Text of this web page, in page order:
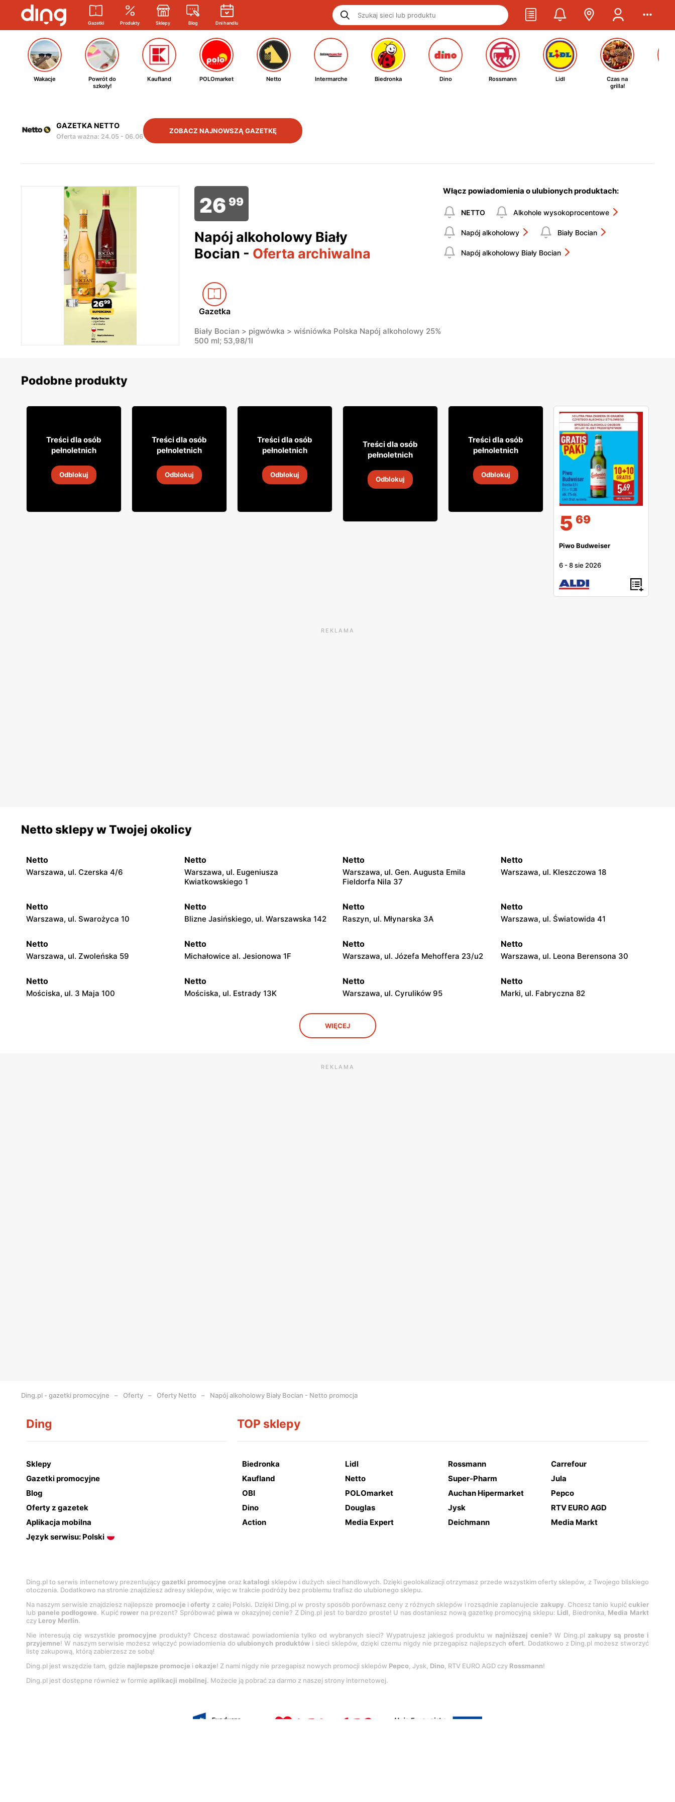
Gazetki Produkty Sklepy Blog Dni handlu
Wakacje
Powrót do
szkoły!
Kaufland POLOmarket Netto Intermarche Biedronka Dino Rossmann Lidl
Czas na
grilla!
GAZETKA NETTO
Oferta ważna: 24.05 - 06.06
ZOBACZ NAJNOWSZĄ GAZETKĘ
26 99
Napój alkoholowy Biały
Bocian - Oferta archiwalna
Gazetka
Biały Bocian > pigwówka > wiśniówka Polska Napój alkoholowy 25%
500 ml; 53,98/1l
Włącz powiadomienia o ulubionych produktach:
NETTO Alkohole wysokoprocentowe
Napój alkoholowy Biały Bocian
Napój alkoholowy Biały Bocian
Podobne produkty
2559
-31 sie 2026
Treści dla osób
pełnoletnich
Odblokuj
34 75
-31 sie 2026
Treści dla osób
pełnoletnich
Odblokuj
42 99
19 sie 2026
Treści dla osób
pełnoletnich
Odblokuj
1499
Wino białe Hans Greyl
8 sie 2026
Treści dla osób
pełnoletnich
Odblokuj
99
-16 sie 2026
Treści dla osób
pełnoletnich
Odblokuj
5 69
Piwo Budweiser
6 -8 sie 2026
REKLAMA
Netto sklepy w Twojej okolicy
Netto
Warszawa, ul. Czerska 4/6
Netto
Warszawa, ul. Eugeniusza
Kwiatkowskiego 1
Netto
Warszawa, ul. Gen. Augusta Emila
Fieldorfa Nila 37
Netto
Warszawa, ul. Kleszczowa 18
Netto
Warszawa, ul. Swarożyca 10
Netto
Blizne Jasińskiego, ul. Warszawska 142
Netto
Raszyn, ul. Młynarska 3A
Netto
Warszawa, ul. Światowida 41
Netto
Warszawa, ul. Zwoleńska 59
Netto
Michałowice al. Jesionowa 1F
Netto
Warszawa, ul. Józefa Mehoffera 23/u2
Netto
Warszawa, ul. Leona Berensona 30
Netto
Mościska, ul. 3 Maja 100
Netto
Mościska, ul. Estrady 13K
Netto
Warszawa, ul. Cyrulików 95
Netto
Marki, ul. Fabryczna 82
Warszawa, ul. Wał Miedzeszyński 69
Piaseczno, ul. Słowackiego 20B
WIĘCEJ
REKLAMA
Ding.pl - gazetki promocyjne Oferty Oferty Netto Napój alkoholowy Biały Bocian - Netto promocja
Ding
Sklepy
Gazetki promocyjne
Blog
Oferty z gazetek
Aplikacja mobilna
Język serwisu: Polski
TOP sklepy
Biedronka Lidl Rossmann
Carrefour
Kaufland
Netto Super-Pharm
Jula
OBI
POLOmarket Auchan Hipermarket
Pepco
Dino
Douglas Jysk
RTV EURO AGD
Action
Media Expert Deichmann Media Markt
Ding.pl to serwis internetowy prezentującygazetki promocyjne oraz katalogi sklepów i dużych sieci handlowych. Dzięki geolokalizacji otrzymasz przede wszystkim oferty sklepów, z Twojego bliskiego
otoczenia. Dodatkowo na stronie znajdziesz adresy sklepów, więc w trakcie podróży bez problemu trafisz do ulubionego sklepu.
Na naszym serwisie znajdziesz najlepsze promocje ioferty z całej Polski. Dzięki Ding.pl w prosty sposób porównasz ceny z różnych sklepów i rozsądnie zaplanujecie zakupy. Chcesz tanio kupićcukier
lub panele podłogowe. Kupić rower na prezent? Spróbować piwa w okazyjnej cenie? Z Ding.pl jest to bardzo proste! U nas dostaniesz nową gazetkę promocyjną sklepu: Lidl, Biedronka, Media Markt
czy Leroy Merlin.
Nie interesują cię wszystkie promocyjne produkty? Chcesz dostawać powiadomienia tylko od wybranych sieci? Wypatrujesz jakiegoś produktu w najniższej cenie? W Ding.pl zakupy są proste i
przyjemne! W naszym serwisie możesz włączyć powiadomienia do ulubionych produktów i sieci sklepów, dzięki czemu nigdy nie przegapisz najlepszychofert. Dodatkowo z Ding.pl możesz stworzyć
listę zakupową, którą zabierzesz ze sobą!
Ding.pl jest wszędzie tam, gdzie najlepsze promocje i okazje! Z nami nigdy nie przegapisz nowych promocji sklepów Pepco, Jysk, Dino, RTV EURO AGD czy Rossmann!
Ding.pl jest dostępne również w formie aplikacji mobilnej. Możecie ją pobrać za darmo z naszej strony internetowej.